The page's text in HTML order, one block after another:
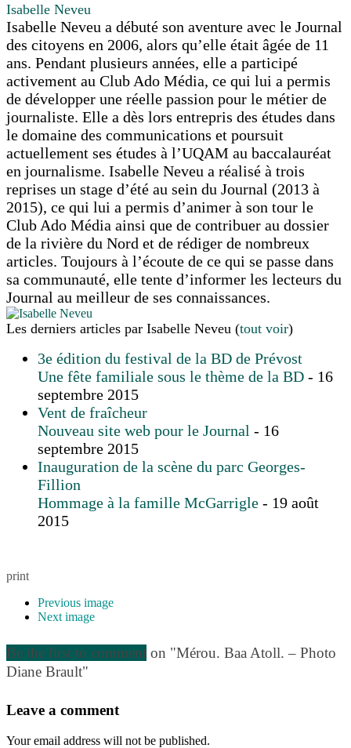
Isabelle Neveu
Isabelle Neveu a débuté son aventure avec le Journal
des citoyens en 2006, alors qu’elle était âgée de 11
ans. Pendant plusieurs années, elle a participé
activement au Club Ado Média, ce qui lui a permis
de développer une réelle passion pour le métier de
journaliste. Elle a dès lors entrepris des études dans
le domaine des communications et poursuit
actuellement ses études à l’UQAM au baccalauréat
en journalisme. Isabelle Neveu a réalisé à trois
reprises un stage d’été au sein du Journal (2013 à
2015), ce qui lui a permis d’animer à son tour le
Club Ado Média ainsi que de contribuer au dossier
de la rivière du Nord et de rédiger de nombreux
articles. Toujours à l’écoute de ce qui se passe dans
sa communauté, elle tente d’informer les lecteurs du
Journal au meilleur de ses connaissances.
Les derniers articles par Isabelle Neveu (tout voir)
3e édition du festival de la BD de Prévost
Une fête familiale sous le thème de la BD - 16
septembre 2015
Vent de fraîcheur
Nouveau site web pour le Journal - 16
septembre 2015
Inauguration de la scène du parc Georges-
Fillion
Hommage à la famille McGarrigle - 19 août
2015
print
Previous image
Next image
Be the first to comment on "Mérou. Baa Atoll. – Photo
Diane Brault"
Leave a comment
Your email address will not be published.